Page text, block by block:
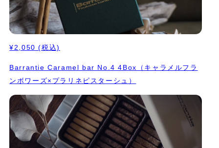
¥2,050 (税込)
Barrantie Caramel bar No.4 4Box（キャラメルフラ
ンボワーズ×プラリネピスターシュ）